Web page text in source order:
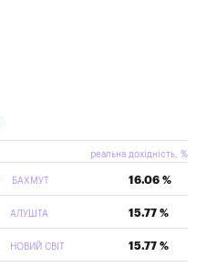
реальна дохідність, %
БАХМУТ 16.06 %
АЛУШТА 15.77 %
НОВИЙ СВІТ 15.77 %